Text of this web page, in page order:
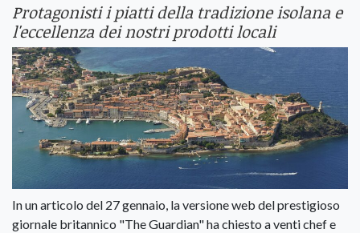
Protagonisti i piatti della tradizione isolana e
l'eccellenza dei nostri prodotti locali
In un articolo del 27 gennaio, la versione web del prestigioso
giornale britannico "The Guardian" ha chiesto a venti chef e